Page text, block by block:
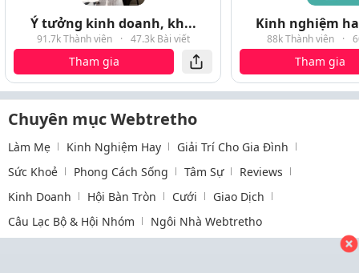
Ý tưởng kinh doanh, kh...
91.7k Thành viên · 47.3k Bài viết
Tham gia
Kinh nghiệm
88k Thành viên ·
Tham gia
Chuyên mục Webtretho
Làm Mẹ Kinh Nghiệm Hay
Giải Trí Cho Gia Đình
Sức Khoẻ
Phong Cách Sống Tâm Sự
Reviews
Kinh Doanh
Hội Bàn Tròn Cưới
Giao Dịch
Câu Lạc Bộ & Hội Nhóm
Ngôi Nhà Webtretho